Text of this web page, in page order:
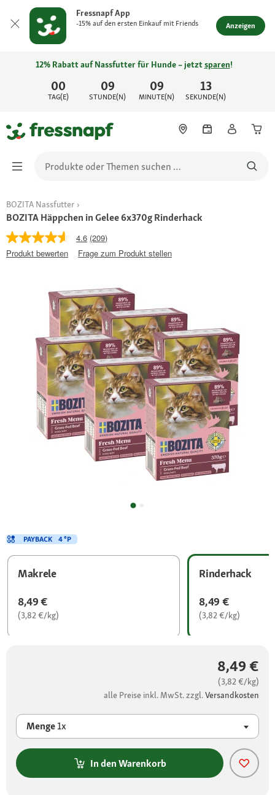
Fressnapf App
-15% auf den ersten Einkauf mit Friends Anzeigen
00
TAG(E)
09
STUNDE(N)
09
MINUTE(N)
13
SEKUNDE(N)
12% Rabatt auf Nassfutter für Hunde – jetztsparen!
BOZITA Nassfutter
BOZITA Häppchen in Gelee 6x370g Rinderhack
4.6 (209)
Produkt bewerten
Frage zum Produkt stellen
Makrele
8,49 €
(3,82 €/kg)
Rinderhack
8,49 €
(3,82 €/kg)
8,49 €
(3,82 €/kg)
alle Preise inkl. MwSt. zzgl.Versandkosten
Menge1x
In den Warenkorb
PAYBACK 4 °P